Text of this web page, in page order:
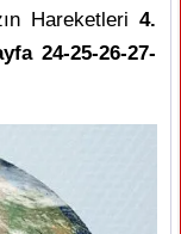
Hareketleri 4.
24-25-26-27-